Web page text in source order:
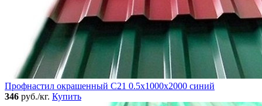
Профнастил окрашенный C21 0.5x1000x2000 синий
346 руб./кг. Купить